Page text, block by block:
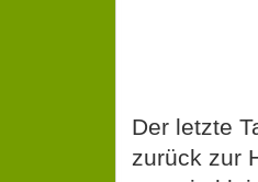
uns ein
Dieser